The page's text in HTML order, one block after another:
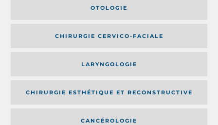
OTOLOGIE
CHIRURGIE CERVICO-FACIALE
LARYNGOLOGIE
CHIRURGIE ESTHÉTIQUE ET RECONSTRUCTIVE
CANCÉROLOGIE